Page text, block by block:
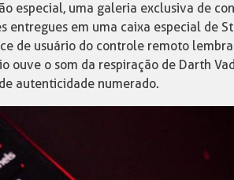
especial, uma galeria exclusiva de
entregues em uma caixa especial de
de usuário do controle remoto
ouve o som da respiração de Darth
autenticidade numerado.